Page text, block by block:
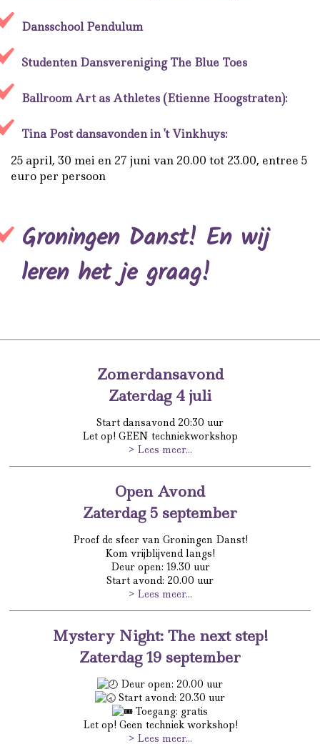
Dansschool Pendulum
Studenten Dansvereniging The Blue Toes
Ballroom Art as Athletes (Etienne Hoogstraten):
Tina Post dansavonden in 't Vinkhuys:
25 april, 30 mei en 27 juni van 20.00 tot 23.00, entree 5
euro per persoon
Groningen Danst! En wij
leren het je graag!
Zomerdansavond
Zaterdag 4 juli
Start dansavond 20:30 uur
Let op! GEEN techniekworkshop
> Lees meer...
Open Avond
Zaterdag 5 september
Proef de sfeer van Groningen Danst!
Kom vrijblijvend langs!
Deur open: 19.30 uur
Start avond: 20.00 uur
> Lees meer...
Mystery Night: The next step!
Zaterdag 19 september
Deur open: 20.00 uur
Start avond: 20.30 uur
Toegang: gratis
Let op! Geen techniek workshop!
> Lees meer...